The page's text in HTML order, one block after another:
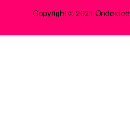
Copyright © 2021